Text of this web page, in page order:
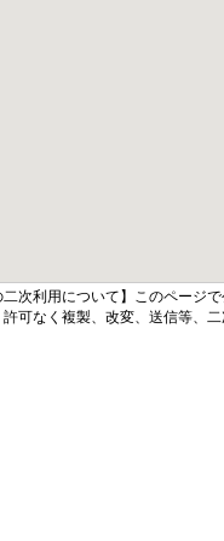
二次利用について】このページ
許可なく複製、改変、送信等、